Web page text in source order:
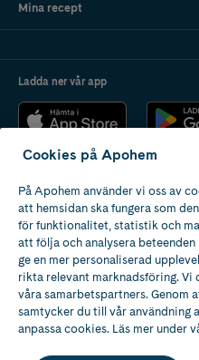
Mina recept
Ladda ner vår app
Apotek med tillstånd
av Läkemedelsverket
Cookies på Apohem
På Apohem använder vi oss av
att hemsidan ska fungera som
för funktionalitet, statistik och
att följa och analysera
ge en mer personaliserad
rikta relevant marknadsföring. Vi
våra samarbetspartners. Genom
samtycker du till vår användning
anpassa cookies. Läs mer under